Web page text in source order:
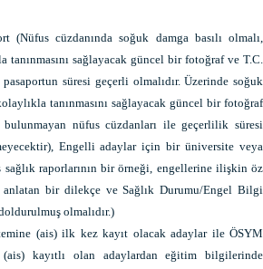
(Nüfus cüzdanında soğuk damga basılı olmalı,
tanınmasını sağlayacak güncel bir fotoğraf ve T.C.
süresi geçerli olmalıdır. Üzerinde soğuk
tanınmasını sağlayacak güncel bir fotoğraf
nüfus cüzdanları ile geçerlilik süresi
Engelli adaylar için bir üniversite veya
sağlık raporlarının bir örneği, engellerine ilişkin öz
anlatan bir dilekçe ve Sağlık Durumu/Engel Bilgi
olmalıdır.)
(ais) ilk kez kayıt olacak adaylar ile ÖSYM
kayıtlı olan adaylardan eğitim bilgilerinde